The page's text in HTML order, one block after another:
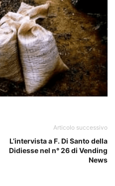
Articolo successivo
L’intervista a F. Di Santo della
Didiesse nel n° 26 di Vending
News